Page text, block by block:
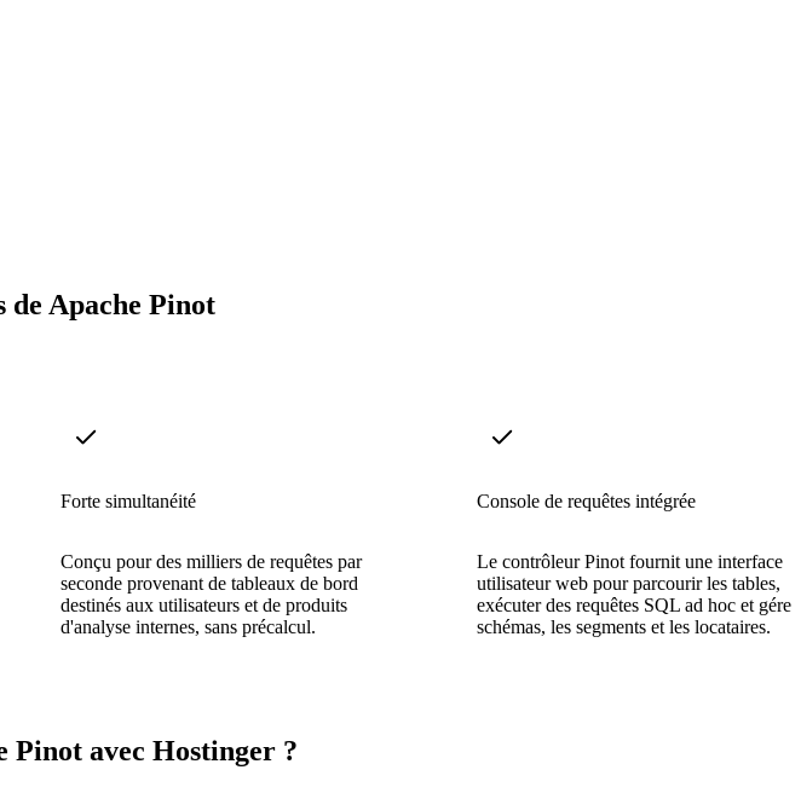
de Apache Pinot
Forte simultanéité
Conçu pour des milliers de requêtes par
seconde provenant de tableaux de bord
destinés aux utilisateurs et de produits
d'analyse internes, sans précalcul.
Console de requêtes intégrée
Le contrôleur Pinot fournit une interface
utilisateur web pour parcourir les tables,
exécuter des requêtes SQL ad hoc et gérer
schémas, les segments et les locataires.
Pinot avec Hostinger ?